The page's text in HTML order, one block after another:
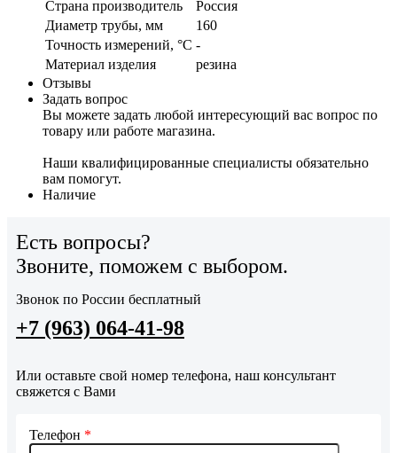
Страна производитель
Россия
Диаметр трубы, мм
160
Точность измерений, °C -
Материал изделия
резина
Отзывы
Задать вопрос
Вы можете задать любой интересующий вас вопрос по
товару или работе магазина.
Наши квалифицированные специалисты обязательно
вам помогут.
Наличие
Есть вопросы?
Звоните, поможем с выбором.
Звонок по России бесплатный
+7 (963) 064-41-98
Или оставьте свой номер телефона, наш консультант
свяжется с Вами
Телефон *